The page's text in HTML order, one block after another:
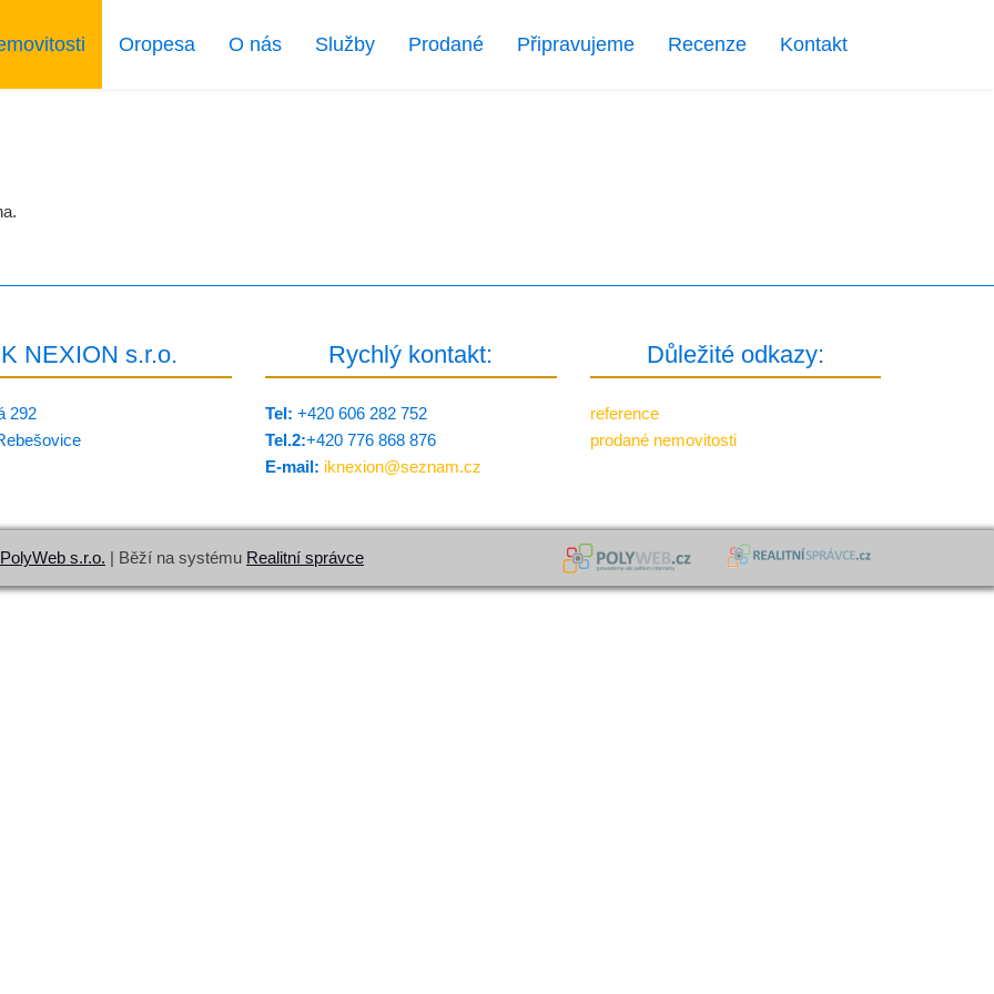
Oropesa O nás Služby Prodané Připravujeme Recenze Kontakt
NEXION s.r.o.
292
Rychlý kontakt:
Tel: +420 606 282 752
Tel.2:+420 776 8­68 876
E-mail: iknexion@seznam.cz
Důležité odkazy:
reference
prodané nemovitosti
PolyWeb s.r.o. | Běží na systému Realitní správce